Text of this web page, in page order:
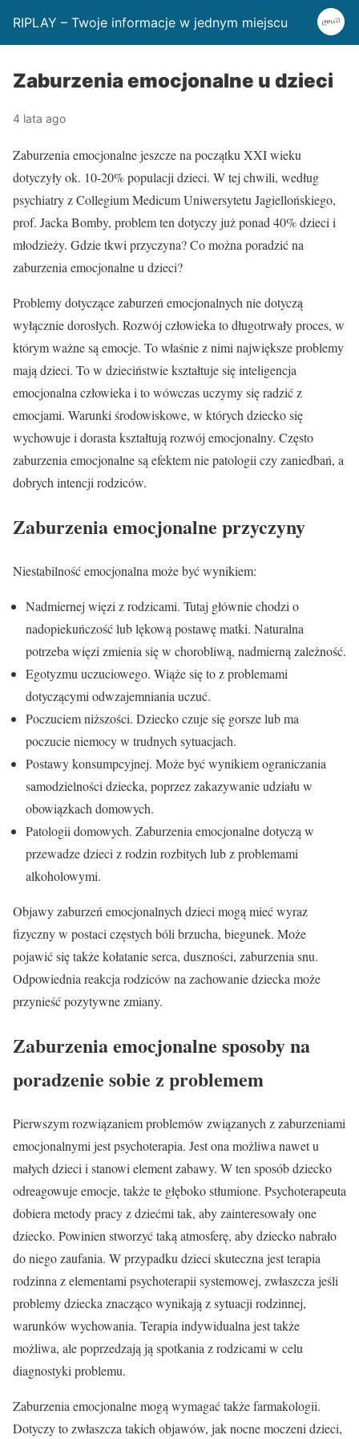
RIPLAY – Twoje informacje w jednym miejscu
Zaburzenia emocjonalne u dzieci
4 lata ago
Zaburzenia emocjonalne jeszcze na początku XXI wieku
dotyczyły ok. 10-20% populacji dzieci. W tej chwili, według
psychiatry z Collegium Medicum Uniwersytetu Jagiellońskiego,
prof. Jacka Bomby, problem ten dotyczy już ponad 40% dzieci i
młodzieży. Gdzie tkwi przyczyna? Co można poradzić na
zaburzenia emocjonalne u dzieci?
Problemy dotyczące zaburzeń emocjonalnych nie dotyczą
wyłącznie dorosłych. Rozwój człowieka to długotrwały proces, w
którym ważne są emocje. To właśnie z nimi największe problemy
mają dzieci. To w dzieciństwie kształtuje się inteligencja
emocjonalna człowieka i to wówczas uczymy się radzić z
emocjami. Warunki środowiskowe, w których dziecko się
wychowuje i dorasta kształtują rozwój emocjonalny. Często
zaburzenia emocjonalne są efektem nie patologii czy zaniedbań, a
dobrych intencji rodziców.
Zaburzenia emocjonalne przyczyny
Niestabilność emocjonalna może być wynikiem:
Nadmiernej więzi z rodzicami. Tutaj głównie chodzi o
nadopiekuńczość lub lękową postawę matki. Naturalna
potrzeba więzi zmienia się w chorobliwą, nadmierną zależność.
Egotyzmu uczuciowego. Wiąże się to z problemami
dotyczącymi odwzajemniania uczuć.
Poczuciem niższości. Dziecko czuje się gorsze lub ma
poczucie niemocy w trudnych sytuacjach.
Postawy konsumpcyjnej. Może być wynikiem ograniczania
samodzielności dziecka, poprzez zakazywanie udziału w
obowiązkach domowych.
Patologii domowych. Zaburzenia emocjonalne dotyczą w
przewadze dzieci z rodzin rozbitych lub z problemami
alkoholowymi.
Objawy zaburzeń emocjonalnych dzieci mogą mieć wyraz
fizyczny w postaci częstych bóli brzucha, biegunek. Może
pojawić się także kołatanie serca, duszności, zaburzenia snu.
Odpowiednia reakcja rodziców na zachowanie dziecka może
przynieść pozytywne zmiany.
Zaburzenia emocjonalne sposoby na
poradzenie sobie z problemem
Pierwszym rozwiązaniem problemów związanych z zaburzeniami
emocjonalnymi jest psychoterapia. Jest ona możliwa nawet u
małych dzieci i stanowi element zabawy. W ten sposób dziecko
odreagowuje emocje, także te głęboko stłumione. Psychoterapeuta
dobiera metody pracy z dziećmi tak, aby zainteresowały one
dziecko. Powinien stworzyć taką atmosferę, aby dziecko nabrało
do niego zaufania. W przypadku dzieci skuteczna jest terapia
rodzinna z elementami psychoterapii systemowej, zwłaszcza jeśli
problemy dziecka znacząco wynikają z sytuacji rodzinnej,
warunków wychowania. Terapia indywidualna jest także
możliwa, ale poprzedzają ją spotkania z rodzicami w celu
diagnostyki problemu.
Zaburzenia emocjonalne mogą wymagać także farmakologii.
Dotyczy to zwłaszcza takich objawów, jak nocne moczeni dzieci,